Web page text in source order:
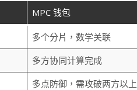
MPC 钱包
多个分片，数学关联
多方协同计算完成
多点防御，需攻破两方以上